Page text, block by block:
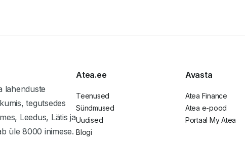
lahenduste
tegutsedes
Leedus, Lätis ja
üle 8000 inimese.
Atea.ee
Teenused
Sündmused
Uudised
Blogi
Avasta
Atea Finance
Atea e-pood
Portaal My Atea